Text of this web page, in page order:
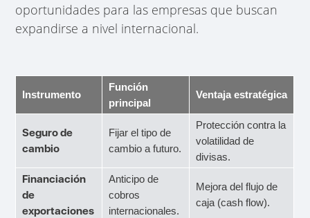
oportunidades para las empresas que buscan
expandirse a nivel internacional.
Instrumento
Función
principal
Ventaja estratégica
Seguro de
cambio
Fijar el tipo de
cambio a futuro.
Protección contra la
volatilidad de
divisas.
Financiación
de
exportaciones
Anticipo de
cobros
internacionales.
Mejora del flujo de
caja (cash flow).